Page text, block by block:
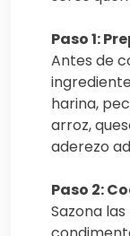
Paso 1:
Antes de
harina,
arroz,
aderezo
Paso 2:
Sazona